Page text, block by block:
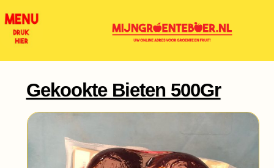
Gekookte Bieten 500Gr